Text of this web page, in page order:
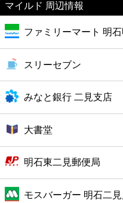
エンタメ
レジャー
書店
ファミレス
ファーストフード
カフェ
マイルド 周辺情報
ファミリーマート 明
スリーセブン
みなと銀行 二見支店
大書堂
明石東二見郵便局
モスバーガー 明石二